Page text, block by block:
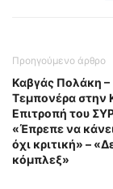
Προηγούμενο άρθρο
Καβγάς Πολάκη –
Τεμπονέρα στην
Επιτροπή του
«Έπρεπε να
όχι κριτική» –
κόμπλεξ»